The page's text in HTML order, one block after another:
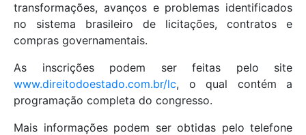
transformações, avanços e problemas identificados
no sistema brasileiro de licitações, contratos e
compras governamentais.
As inscrições podem ser feitas pelo site
www.direitodoestado.com.br/lc, o qual contém a
programação completa do congresso.
Mais informações podem ser obtidas pelo telefone